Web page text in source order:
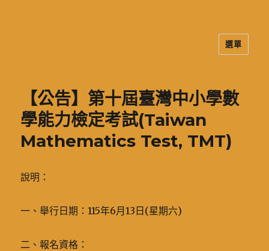
選單
【公告】第十屆臺灣中小學數
學能力檢定考試(Taiwan
Mathematics Test, TMT)
說明：
一、舉行日期：115年6月13日(星期六)
二、報名資格：